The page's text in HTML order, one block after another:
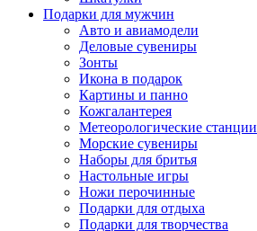
Подарки для мужчин
Авто и авиамодели
Деловые сувениры
Зонты
Икона в подарок
Картины и панно
Кожгалантерея
Метеорологические станции
Морские сувениры
Наборы для бритья
Настольные игры
Ножи перочинные
Подарки для отдыха
Подарки для творчества